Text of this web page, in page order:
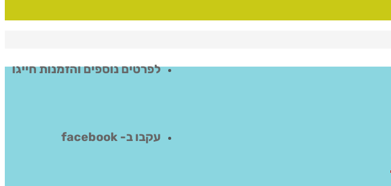
לפרטים נוספים והזמנות חייגו
עקבו ב- facebook